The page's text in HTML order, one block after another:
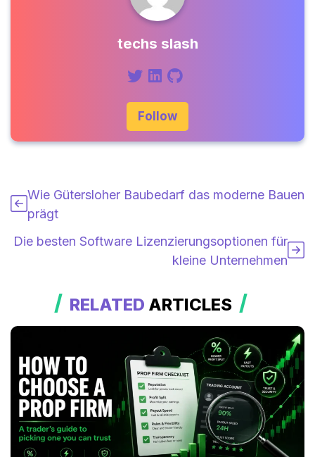
techs slash
Follow
Wie Gütersloher Baubedarf das moderne Bauen
prägt
Die besten Software Lizenzierungsoptionen für
kleine Unternehmen
RELATED ARTICLES